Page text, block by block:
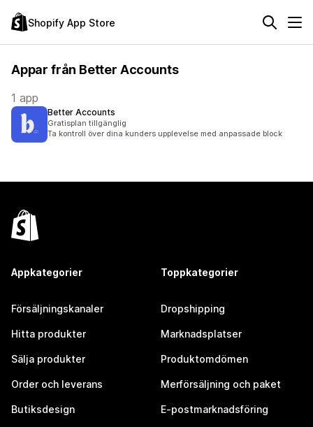
Shopify App Store
Appar från Better Accounts
1 app
Better Accounts
Gratisplan tillgänglig
Ta kontroll över dina kunders upplevelse med anpassade block
Appkategorier
Försäljningskanaler
Hitta produkter
Sälja produkter
Order och leverans
Butiksdesign
Toppkategorier
Dropshipping
Marknadsplatser
Produktomdömen
Merförsäljning och paket
E-postmarknadsföring